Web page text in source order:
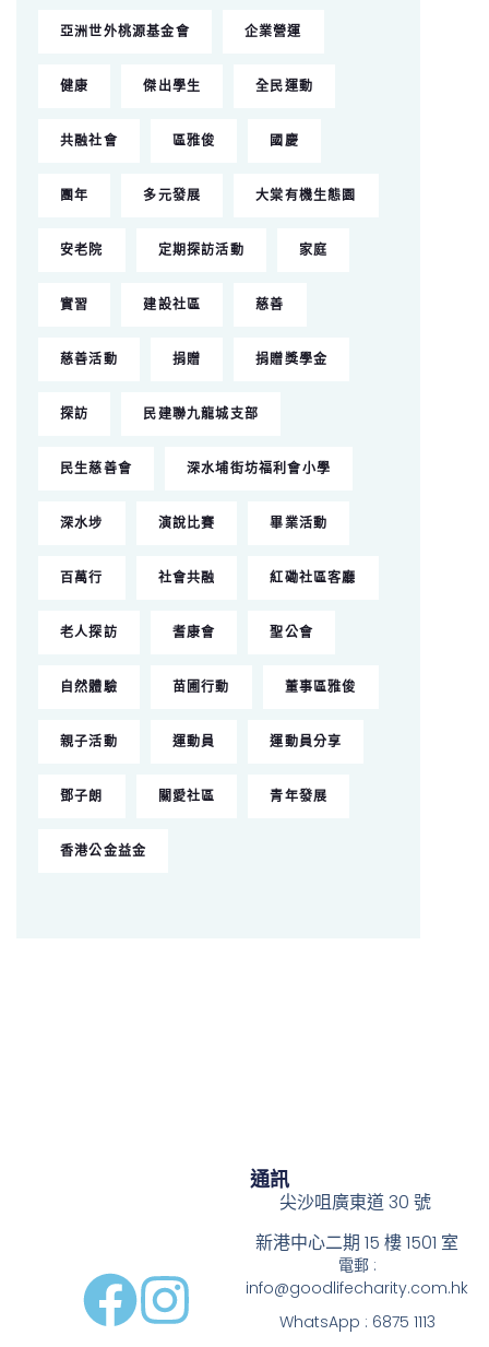
亞洲世外桃源基金會 企業營運
健康 傑出學生 全民運動
共融社會 區雅俊 國慶
團年 多元發展 大棠有機生態園
安老院 定期探訪活動 家庭
實習 建設社區 慈善
慈善活動 捐贈 捐贈獎學金
探訪 民建聯九龍城支部
民生慈善會 深水埔街坊福利會小學
深水埗 演說比賽 畢業活動
百萬行 社會共融 紅磡社區客廳
老人探訪 耆康會 聖公會
自然體驗 苗圃行動 董事區雅俊
親子活動 運動員 運動員分享
鄧子朗 關愛社區 青年發展
香港公金益金
通訊
尖沙咀廣東道 30 號
新港中心二期 15 樓 1501 室
電郵 :
info@goodlifecharity.com.hk
WhatsApp : 6875 1113